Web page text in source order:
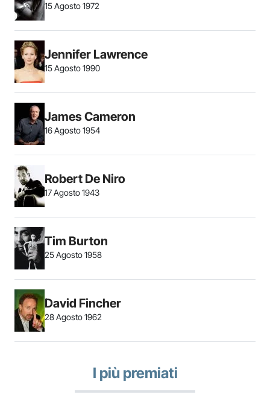
15 Agosto 1972
Jennifer Lawrence
15 Agosto 1990
James Cameron
16 Agosto 1954
Robert De Niro
17 Agosto 1943
Tim Burton
25 Agosto 1958
David Fincher
28 Agosto 1962
I più premiati